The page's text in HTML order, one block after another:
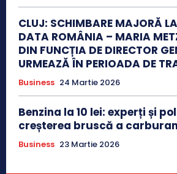
CLUJ: SCHIMBARE MAJORĂ
DATA ROMÂNIA – MARIA
DIN FUNCȚIA DE DIRECTOR
URMEAZĂ ÎN PERIOADA DE
Business 24 Martie 2026
Benzina la 10 lei: experți și
creșterea bruscă a
Business 23 Martie 2026